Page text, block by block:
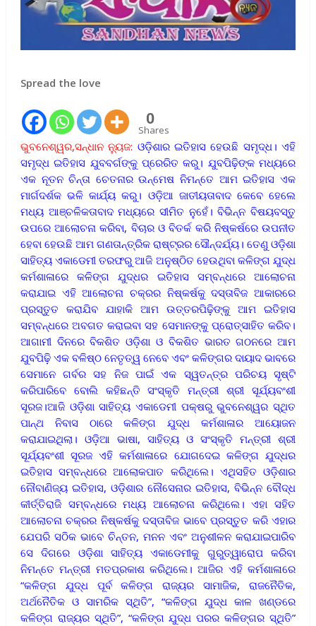
Spread the love
0
Shares
ଭୁବନେଶ୍ୱର,ସନ୍ଧାନ ନ୍ୟୁଜ: ଓଡ଼ିଶାର ଇତିହାସ ହେଉଛି ସମୃଦ୍ଧ। ଏହି
ସମୃଦ୍ଧ ଇତିହାସ ଯୁବବର୍ଗଙ୍କୁ ପ୍ରେରିତ କରୁ। ଯୁବପିଢ଼ିଙ୍କ ମଧ୍ୟରେ
ଏକ ନୂତନ ଚିନ୍ତା ଚେତନାର ଉନ୍ମେଷ ନିମନ୍ତେ ଆମ ଇତିହାସ ଏକ
ମାର୍ଗଦର୍ଶକ ଭଳି କାର୍ଯ୍ୟ କରୁ। ଓଡ଼ିଆ ଜାତୀୟତାବାଦ କେବେ ହେଲେ
ମଧ୍ୟ ଆଞ୍ଚଳିକତାବାଦ ମଧ୍ୟରେ ସୀମିତ ନୁହେଁ। ବିଭିନ୍ନ ବିଷୟବସ୍ତୁ
ଉପରେ ଆଲୋଚନା କରିବା, ବିଚାର ଓ ବିତର୍କ କରି ନିଷ୍କର୍ଷରେ ଉପନୀତ
ହେବା ହେଉଛି ଆମ ଗଣତାନ୍ତ୍ରିକ ରାଷ୍ଟ୍ରର ସୌନ୍ଦର୍ଯ୍ୟ। ତେଣୁ ଓଡ଼ିଶା
ସାହିତ୍ୟ ଏକାଡେମୀ ତରଫରୁ ଆଜି ଅନୁଷ୍ଠିତ ହେଉଥିବା କଳିଙ୍ଗ ଯୁଦ୍ଧ
କର୍ମଶାଳାରେ କଳିଙ୍ଗ ଯୁଦ୍ଧର ଇତିହାସ ସମ୍ବନ୍ଧରେ ଆଲୋଚନା
କରାଯାଇ ଏହି ଆଲୋଚନା ଚକ୍ରର ନିଷ୍କର୍ଷକୁ ଦସ୍ତାବିଜ ଆକାରରେ
ପ୍ରସ୍ତୁତ କରାଯିବ ଯାହାକି ଆମ ଉତ୍ତରପିଢ଼ିଙ୍କୁ ଆମ ଇତିହାସ
ସମ୍ବନ୍ଧରେ ଅବଗତ କରାଇବା ସହ ସେମାନଙ୍କୁ ପ୍ରୋତ୍ସାହିତ କରିବ।
ଆଗାମୀ ଦିନରେ ବିକଶିତ ଓଡ଼ିଶା ଓ ବିକଶିତ ଭାରତ ଗଠନରେ ଆମ
ଯୁବପିଢ଼ି ଏକ ବଳିଷ୍ଠ ନେତୃତ୍ୱ ନେବେ ଏବଂ କଳିଙ୍ଗର ଦାୟାଦ ଭାବରେ
ସେମାନେ ଗର୍ବର ସହ ନିଜ ପାଇଁ ଏକ ସ୍ୱତନ୍ତ୍ର ପରିଚୟ ସୃଷ୍ଟି
କରିପାରିବେ ବୋଲି କହିଛନ୍ତି ସଂସ୍କୃତି ମନ୍ତ୍ରୀ ଶ୍ରୀ ସୂର୍ଯ୍ୟବଂଶୀ
ସୂରଜ।ଆଜି ଓଡ଼ିଶା ସାହିତ୍ୟ ଏକାଡେମୀ ପକ୍ଷରୁ ଭୁବନେଶ୍ୱର ସ୍ଥିତ
ପାନ୍ଥ ନିବାସ ଠାରେ କଳିଙ୍ଗ ଯୁଦ୍ଧ କର୍ମଶାଳାର ଆୟୋଜନ
କରାଯାଇଥିଲା। ଓଡ଼ିଆ ଭାଷା, ସାହିତ୍ୟ ଓ ସଂସ୍କୃତି ମନ୍ତ୍ରୀ ଶ୍ରୀ
ସୂର୍ଯ୍ୟବଂଶୀ ସୂରଜ ଏହି କର୍ମଶାଳାରେ ଯୋଗଦେଇ କଳିଙ୍ଗ ଯୁଦ୍ଧର
ଇତିହାସ ସମ୍ବନ୍ଧରେ ଆଲୋକପାତ କରିଥିଲେ। ଏଥିସହିତ ଓଡ଼ିଶାର
ନୌବାଣିଜ୍ୟ ଇତିହାସ, ଓଡ଼ିଶାର ନୌସେନାର ଇତିହାସ, ବିଭିନ୍ନ ବୌଦ୍ଧ
କୀର୍ତ୍ତିରାଜି ସମ୍ବନ୍ଧରେ ମଧ୍ୟ ଆଲୋଚନା କରିଥିଲେ। ଏହା ସହିତ
ଆଲୋଚନା ଚକ୍ରର ନିଷ୍କର୍ଷକୁ ଦସ୍ତାବିଜ ଭାବେ ପ୍ରସ୍ତୁତ କରି ଏହାର
ଯେପରି ସଠିକ ଭାବେ ଚିନ୍ତନ, ମନନ ଏବଂ ଅନୁଶୀଳନ କରାଯାଇପାରିବ
ସେ ଦିଗରେ ଓଡ଼ିଶା ସାହିତ୍ୟ ଏକାଡେମୀକୁ ଗୁରୁତ୍ୱାରୋପ କରିବା
ନିମନ୍ତେ ମନ୍ତ୍ରୀ ମତପ୍ରକାଶ କରିଥିଲେ। ଆଜିର ଏହି କର୍ମଶାଳାରେ
“କଳିଙ୍ଗ ଯୁଦ୍ଧ ପୂର୍ବ କଳିଙ୍ଗ ରାଜ୍ୟର ସାମାଜିକ, ରାଜନୈତିକ,
ଅର୍ଥନୈତିକ ଓ ସାମରିକ ସ୍ଥିତି”, “କଳିଙ୍ଗ ଯୁଦ୍ଧ କାଳ ଖଣ୍ଡରେ
କଳିଙ୍ଗ ରାଜ୍ୟର ସ୍ଥିତି”, “କଳିଙ୍ଗ ଯୁଦ୍ଧ ପରର କଳିଙ୍ଗର ସ୍ଥିତି”